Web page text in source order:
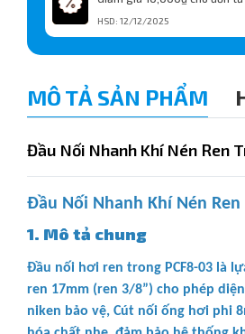
HSD: 12/12/2025
MÔ TẢ SẢN PHẨM
Đầu Nối Nhanh Khí Nén Ren
Đầu Nối Nhanh Khí Nén Ren
1. Mô tả chung
Đầu nối hơi ren trong PCF8-03 là
ren 17mm (ren 3/8”) cho phép
niken bảo vệ, Cút nối ống hơi phi